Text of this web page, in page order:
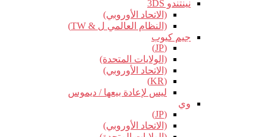
نينتندو 3DS
(الاتحاد الأوروبي)
(النظام العالمي ل & TW)
جيم كيوب
(JP)
(الولايات المتحدة)
(الاتحاد الأوروبي)
(KR)
ليس لإعادة بيعها / ديموس
وي
(JP)
(الاتحاد الأوروبي)